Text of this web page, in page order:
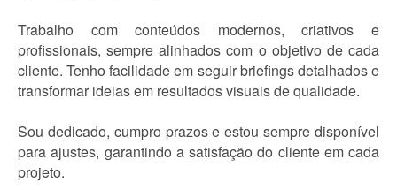
Trabalho com conteúdos modernos, criativos e
profissionais, sempre alinhados com o objetivo de cada
cliente. Tenho facilidade em seguir briefings detalhados e
transformar ideias em resultados visuais de qualidade.
Sou dedicado, cumpro prazos e estou sempre disponível
para ajustes, garantindo a satisfação do cliente em cada
projeto.